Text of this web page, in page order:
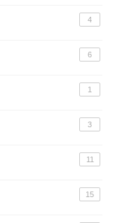
4
6
1
3
11
15